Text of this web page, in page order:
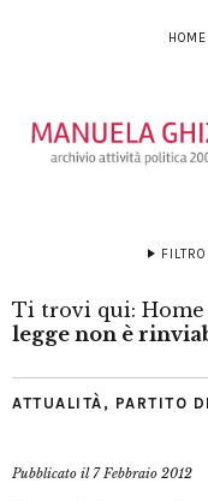
HOME
Ti trovi qui: Home
legge non è
ATTUALITÀ , PARTITO
Pubblicato il7 Febbraio 2012